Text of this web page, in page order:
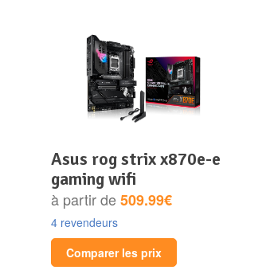
asus rog strix x870e-e
gaming wifi
à partir de509.99€
4 revendeurs
Comparer les prix